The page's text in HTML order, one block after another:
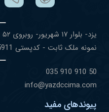
نمونه ملک ثابت - کدپستی 8916965911
50 910 910 035
info@yazdccima.com
پیوندهای مفید